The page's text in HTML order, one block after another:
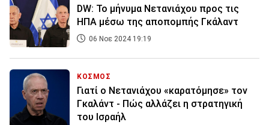
DW: Το μήνυμα Νετανιάχου προς τις
ΗΠΑ μέσω της αποπομπής Γκάλαντ
06 Νοε 2024 19:19
ΚΟΣΜΟΣ
Γιατί ο Νετανιάχου «καρατόμησε» τον
Γκαλάντ - Πώς αλλάζει η στρατηγική
του Ισραήλ